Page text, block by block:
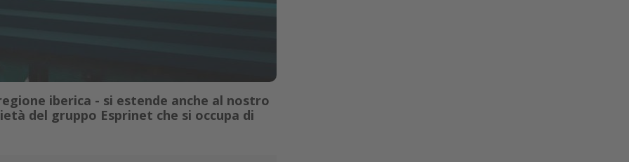
iberica - si estende anche al nostro
del gruppo Esprinet che si occupa di